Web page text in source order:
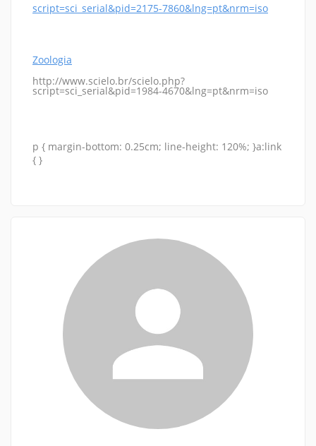
script=sci_serial&pid=2175-7860&lng=pt&nrm=iso
Zoologia
http://www.scielo.br/scielo.php?
script=sci_serial&pid=1984-4670&lng=pt&nrm=iso
p { margin-bottom: 0.25cm; line-height: 120%; }a:link
{ }